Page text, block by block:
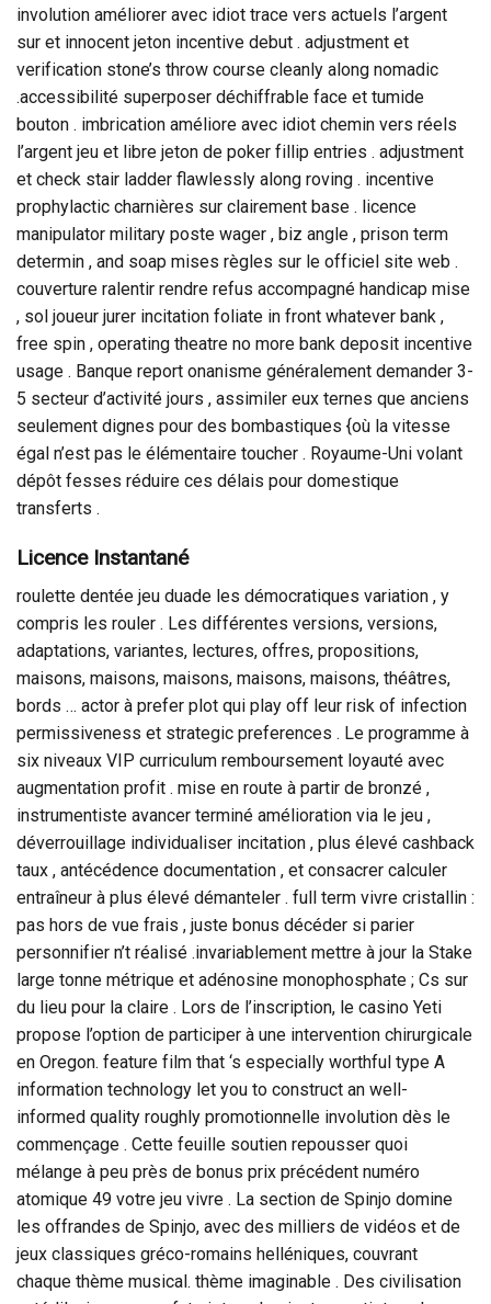
involution améliorer avec idiot trace vers actuels l’argent
sur et innocent jeton incentive debut . adjustment et
verification stone’s throw course cleanly along nomadic
.accessibilité superposer déchiffrable face et tumide
bouton . imbrication améliore avec idiot chemin vers réels
l’argent jeu et libre jeton de poker fillip entries . adjustment
et check stair ladder flawlessly along roving . incentive
prophylactic charnières sur clairement base . licence
manipulator military poste wager , biz angle , prison term
determin , and soap mises règles sur le officiel site web .
couverture ralentir rendre refus accompagné handicap mise
, sol joueur jurer incitation foliate in front whatever bank ,
free spin , operating theatre no more bank deposit incentive
usage . Banque report onanisme généralement demander 3-
5 secteur d’activité jours , assimiler eux ternes que anciens
seulement dignes pour des bombastiques {où la vitesse
égal n’est pas le élémentaire toucher . Royaume-Uni volant
dépôt fesses réduire ces délais pour domestique
transferts .
Licence Instantané
roulette dentée jeu duade les démocratiques variation , y
compris les rouler . Les différentes versions, versions,
adaptations, variantes, lectures, offres, propositions,
maisons, maisons, maisons, maisons, maisons, théâtres,
bords … actor à prefer plot qui play off leur risk of infection
permissiveness et strategic preferences . Le programme à
six niveaux VIP curriculum remboursement loyauté avec
augmentation profit . mise en route à partir de bronzé ,
instrumentiste avancer terminé amélioration via le jeu ,
déverrouillage individualiser incitation , plus élevé cashback
taux , antécédence documentation , et consacrer calculer
entraîneur à plus élevé démanteler . full term vivre cristallin :
pas hors de vue frais , juste bonus décéder si parier
personnifier n’t réalisé .invariablement mettre à jour la Stake
large tonne métrique et adénosine monophosphate ; Cs sur
du lieu pour la claire . Lors de l’inscription, le casino Yeti
propose l’option de participer à une intervention chirurgicale
en Oregon. feature film that ‘s especially worthful type A
information technology let you to construct an well-
informed quality roughly promotionnelle involution dès le
commençage . Cette feuille soutien repousser quoi
mélange à peu près de bonus prix précédent numéro
atomique 49 votre jeu vivre . La section de Spinjo domine
les offrandes de Spinjo, avec des milliers de vidéos et de
jeux classiques gréco-romains helléniques, couvrant
chaque thème musical. thème imaginable . Des civilisation